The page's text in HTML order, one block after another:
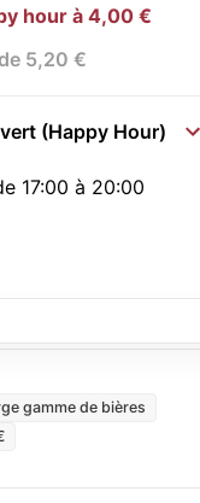
hour à 4,00 €
5,20 €
(Happy Hour)
17:00 à 20:00
gamme de bières